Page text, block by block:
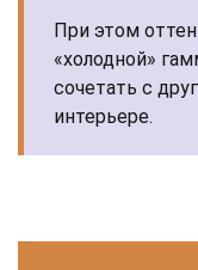
При этом
«холодной»
сочетать с
интерьере.